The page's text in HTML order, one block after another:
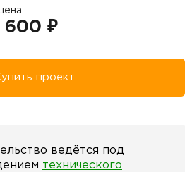
600 ₽
проект
ведётся под
технического